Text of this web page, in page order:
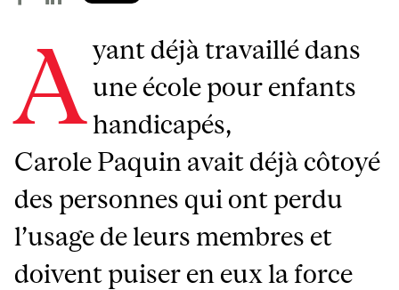
A yant déjà travaillé dans
une école pour enfants
handicapés,
Carole Paquin avait déjà côtoyé
des personnes qui ont perdu
l’usage de leurs membres et
doivent puiser en eux la force